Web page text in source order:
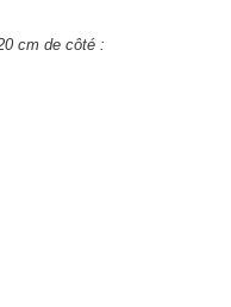
cm de côté :